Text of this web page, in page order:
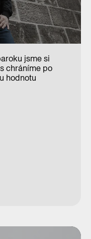
jsme si
chráníme po
hodnotu